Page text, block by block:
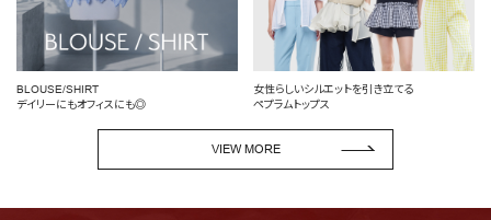
BLOUSE/SHIRT
デイリーにもオフィスにも◎
女性らしいシルエットを引き立てる
ペプラムトップス
VIEW MORE